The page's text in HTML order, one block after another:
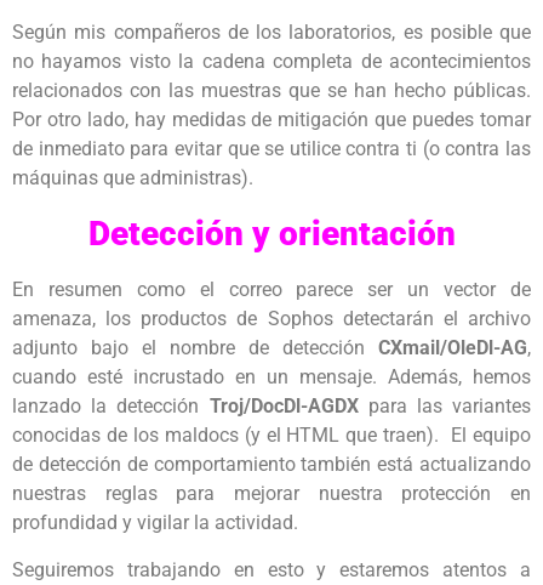
Según mis compañeros de los laboratorios, es posible que
no hayamos visto la cadena completa de acontecimientos
relacionados con las muestras que se han hecho públicas.
Por otro lado, hay medidas de mitigación que puedes tomar
de inmediato para evitar que se utilice contra ti (o contra las
máquinas que administras).
Detección y orientación
En resumen como el correo parece ser un vector de
amenaza, los productos de Sophos detectarán el archivo
adjunto bajo el nombre de detección CXmail/OleDl-AG,
cuando esté incrustado en un mensaje. Además, hemos
lanzado la detección Troj/DocDl-AGDXpara las variantes
conocidas de los maldocs (y el HTML que traen). El equipo
de detección de comportamiento también está actualizando
nuestras reglas para mejorar nuestra protección en
profundidad y vigilar la actividad.
Seguiremos trabajando en esto y estaremos atentos a